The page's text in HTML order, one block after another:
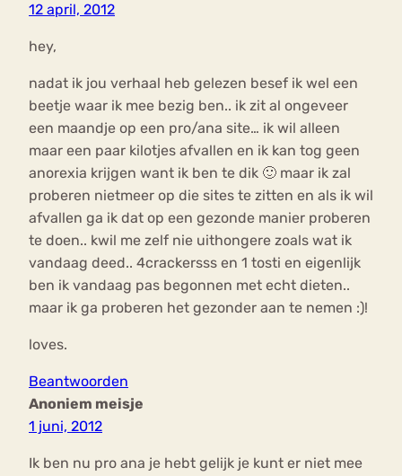
12 april, 2012
hey,
nadat ik jou verhaal heb gelezen besef ik wel een
beetje waar ik mee bezig ben.. ik zit al ongeveer
een maandje op een pro/ana site… ik wil alleen
maar een paar kilotjes afvallen en ik kan tog geen
anorexia krijgen want ik ben te dik 🙂 maar ik zal
proberen nietmeer op die sites te zitten en als ik wil
afvallen ga ik dat op een gezonde manier proberen
te doen.. kwil me zelf nie uithongere zoals wat ik
vandaag deed.. 4crackersss en 1 tosti en eigenlijk
ben ik vandaag pas begonnen met echt dieten..
maar ik ga proberen het gezonder aan te nemen :)!
loves.
Beantwoorden
Anoniem meisje
1 juni, 2012
Ik ben nu pro ana je hebt gelijk je kunt er niet mee